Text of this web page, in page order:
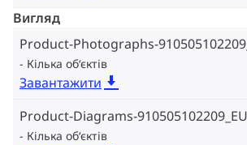
Вигляд
Product-Photographs-
Кілька об‘єктів
Завантажити
Product-Diagrams-910505102209_EU
Кілька об‘єктів